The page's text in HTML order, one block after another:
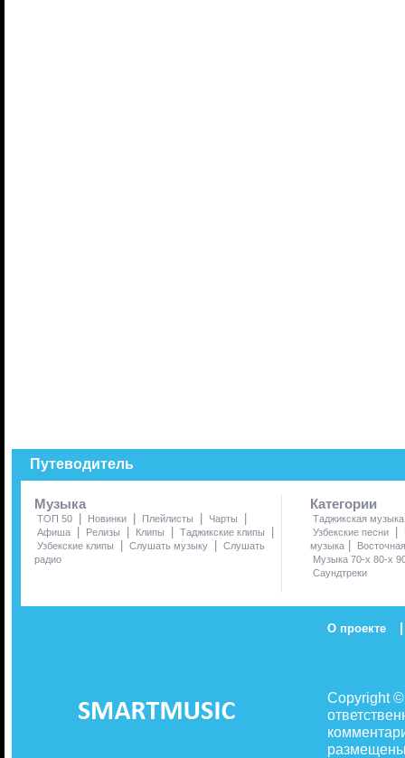
Путеводитель
Музыка
ТОП 50 | Новинки | Плейлисты | Чарты |
Афиша | Релизы | Клипы | Таджикские клипы |
Узбекские клипы | Слушать музыку | Слушать
радио
Категории
Таджикская музыка
Узбекские песни
|
музыка |
Музыка 70-х 80-х
Саундтреки
О проекте |
Copyright
размещены